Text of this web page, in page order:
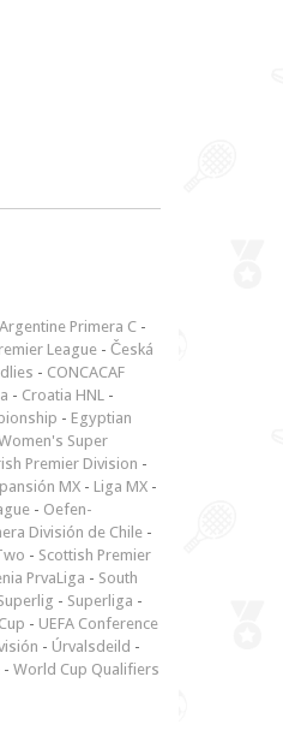
Argentine Primera C -
League - Česká
- CONCACAF
- Croatia HNL -
- Egyptian
Super
Premier Division -
MX - Liga MX -
- Oefen-
División de Chile -
- Scottish Premier
PrvaLiga - South
- Superliga -
- UEFA Conference
- Úrvalsdeild -
- World Cup Qualifiers